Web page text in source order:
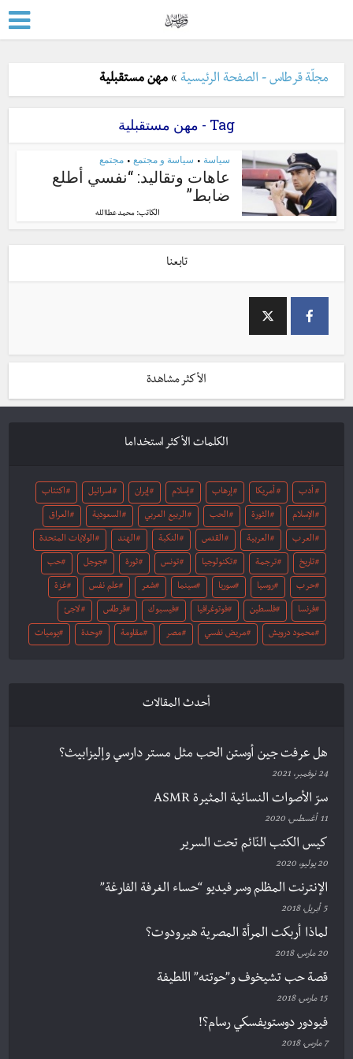
مجلّة قرطاس - الصفحة الرئيسية »مهن مستقبلية
Tag - مهن مستقبلية
سياسة • سياسة و مجتمع • مجتمع
عاهات وتقاليد: “نفسي أطلع
ضابط”
الكاتب:محمد عطاالله
تابعنا
الأكثر مشاهدة
الكلمات الأكثر استخداما
أدب أمريكا إرهاب إسلام إيران اسرائيل اكتئاب
الإسلام الثورة الحب الربيع العربي السعودية العراق
العرب العربية القدس النكبة الهند الولايات المتحدة
تاريخ ترجمة تكنولوجيا تونس ثورة جوجل حب
حرب روسيا سوريا سينما شعر علم نفس غزة
فرنسا فلسطين فوتوغرافيا فيسبوك قرطاس لاجئ
محمود درويش مريض نفسي مصر مقاومة وحدة يوميات
أحدث المقالات
هل عرفت جين أوستن الحب مثل مستر دارسي وإليزابيث؟
24 نوفمبر، 2021
سرّ الأصوات النسائية المثيرة ASMR
11 أغسطس، 2020
كيس الكتب النّائم تحت السرير
20 يوليو، 2020
الإنترنت المظلم وسر فيديو “حساء الغرفة الفارغة”
5 أبريل، 2018
لماذا أربكت المرأة المصرية هيرودوت؟
20 مارس، 2018
قصة حب تشيخوف و”حوتته” اللطيفة
15 مارس، 2018
فيودور دوستويفسكي رسام؟!
7 مارس، 2018